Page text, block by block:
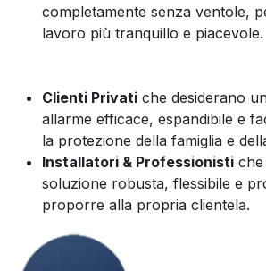
completamente senza ventole,
lavoro più tranquillo e piacevole.
Clienti Privati che desiderano
allarme efficace, espandibile e
la protezione della famiglia e
Installatori & Professionisti
soluzione robusta, flessibile e
proporre alla propria clientela.